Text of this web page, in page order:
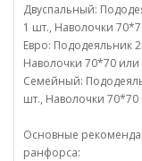
Двуспальный:
1 шт., Наволочки
Евро: Пододеяльник
Наволочки 70*70 или
Семейный:
шт., Наволочки 70*70
Основные
ранфорса: